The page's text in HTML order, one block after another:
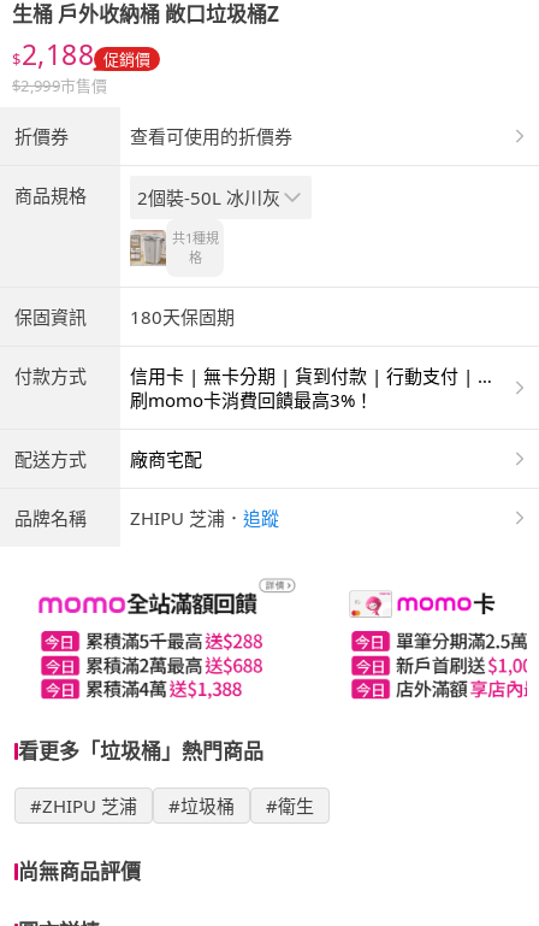
生桶 戶外收納桶 敞口垃圾桶Z
$2,188 促銷價
$2,999市售價
折價券 查看可使用的折價券
商品規格 2個裝-50L 冰川灰
共1種規
格
保固資訊 180天保固期
付款方式
信用卡 | 無卡分期 | 貨到付款 | 行動支付 | 超
商付款 | ATM | 銀聯卡
刷momo卡消費回饋最高3%！
配送方式 廠商宅配
品牌名稱 ZHIPU 芝浦 ． 追蹤
看更多「垃圾桶」熱門商品
#ZHIPU 芝浦 #垃圾桶 #衛生
尚無商品評價